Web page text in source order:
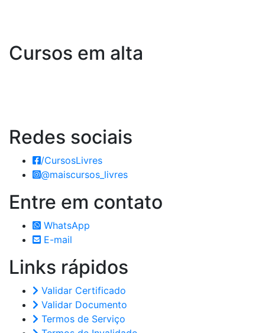
Cursos em alta
Redes sociais
/CursosLivres
@maiscursos_livres
Entre em contato
WhatsApp
E-mail
Links rápidos
Validar Certificado
Validar Documento
Termos de Serviço